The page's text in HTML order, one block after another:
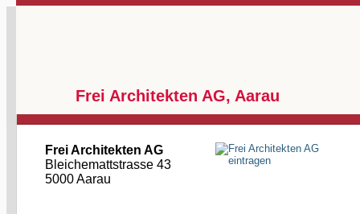
Frei Architekten AG, Aarau
Frei Architekten AG
Bleichemattstrasse 43
5000 Aarau